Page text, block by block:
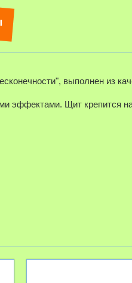
выполнен из
эффектами. Щит крепится